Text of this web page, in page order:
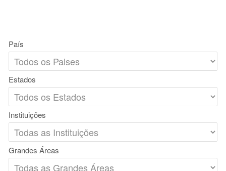
País
Estados
Instituições
Grandes Áreas